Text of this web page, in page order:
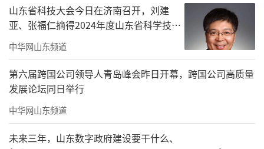
力、水动力平台、深地探测等大科学装置；每
年实施100项以上重大科技创新项目、50项以上
重大产业攻关项目；打造世界级高端石化、先
进钢铁、高端铝业基地；构建全省算力资
源“一张图”等。
同时，《意见》还明确，山东将向全面绿
色转型，从构建新型能源体系、推进碳达峰碳
山东省科技大会今日在济南召开，刘建
亚、张福仁摘得2024年度山东省科学技术
奖最高奖！
中华网山东频道
第六届跨国公司领导人青岛峰会昨日开幕，跨国公司高质量
发展论坛同日举行
中华网山东频道
未来三年，山东数字政府建设要干什么、